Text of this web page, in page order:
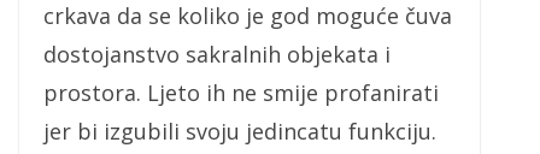
crkava da se koliko je god moguće čuva
dostojanstvo sakralnih objekata i
prostora. Ljeto ih ne smije profanirati
jer bi izgubili svoju jedincatu funkciju.